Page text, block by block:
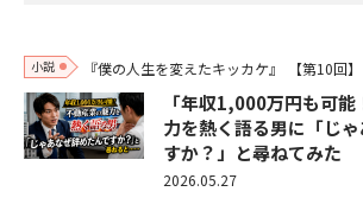
いで売れるようになれますか？」「ぷっ、が
ど、斎藤くんは売れるようになるのに、何カ
小説 『僕の人生を変えたキッカケ』 【第10回】
「年収1,000万円も可
力を熱く語る男に「じ
すか？」と尋ねてみた
2026.05.27